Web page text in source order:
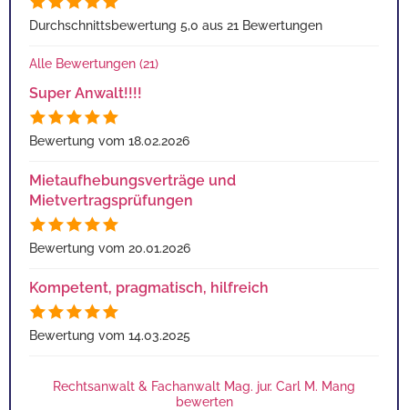
Durchschnittsbewertung 5,0 aus 21 Bewertungen
Alle Bewertungen (21)
Super Anwalt!!!!
Bewertung vom 18.02.2026
Mietaufhebungsverträge und
Mietvertragsprüfungen
Bewertung vom 20.01.2026
Kompetent, pragmatisch, hilfreich
Bewertung vom 14.03.2025
Rechtsanwalt & Fachanwalt Mag. jur. Carl M. Mang
bewerten